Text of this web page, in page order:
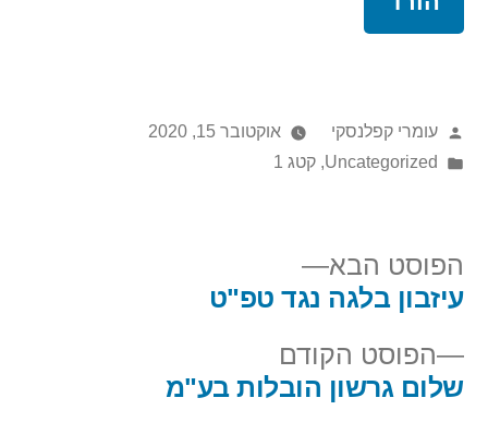
עומרי קפלנסקי
אוקטובר 15, 2020
Uncategorized
, קטג 1
הפוסט הקודם
שלום גרשון הובלות בע"מ
הפוסט הבא
עיזבון בלגה נגד טפ"ט